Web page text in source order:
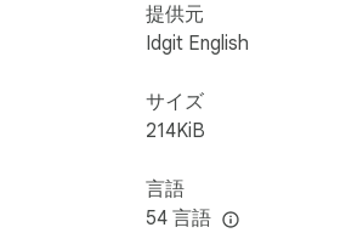
アバターメーカーとは異なり、我々
ドのハットからスタイリッシュな
ルな服装でインパクトを与えましょ
提供元
Idgit English
サイズ
214KiB
言語
54 言語